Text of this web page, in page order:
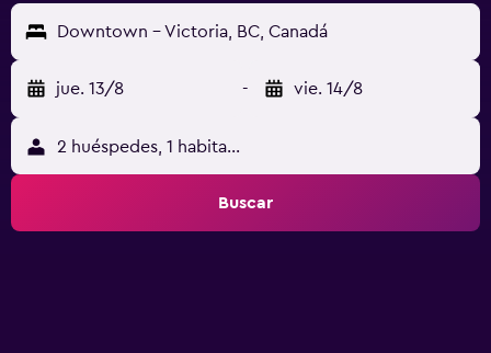
Downtown - Victoria, BC, Canadá
jue. 13/8 - vie. 14/8
2 huéspedes, 1 habitación
Buscar